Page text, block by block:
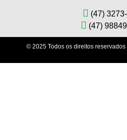
(47)
(47)
© 2025 Todos os direitos